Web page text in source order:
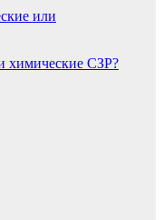
химические СЗР?